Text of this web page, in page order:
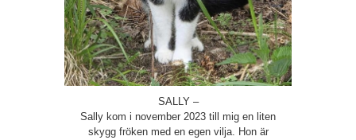
SALLY –
Sally kom i november 2023 till mig en liten
skygg fröken med en egen vilja. Hon är